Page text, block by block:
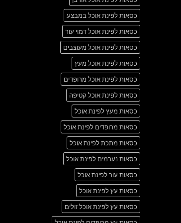
כסאות לפינת אוכל במבצע
כסאות לפינת אוכל דמוי עור
כסאות לפינת אוכל מעוצבים
כסאות לפינת אוכל מעץ
כסאות לפינת אוכל מרופדים
כסאות לפינת אוכל קטיפה
כסאות מעץ לפינת אוכל
כסאות מרופדים לפינת אוכל
כסאות מתכת לפינת אוכל
כסאות נערמים לפינת אוכל
כסאות עור לפינת אוכל
כסאות עץ לפינת אוכל
כסאות עץ לפינת אוכל זולים